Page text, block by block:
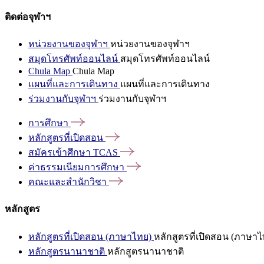
ติดต่อจุฬาฯ
หน่วยงานของจุฬาฯ หน่วยงานของจุฬาฯ
สมุดโทรศัพท์ออนไลน์ สมุดโทรศัพท์ออนไลน์
Chula Map Chula Map
แผนที่และการเดินทาง แผนที่และการเดินทาง
ร่วมงานกับจุฬาฯ ร่วมงานกับจุฬาฯ
การศึกษา
หลักสูตรที่เปิดสอน
สมัครเข้าศึกษา TCAS
ค่าธรรมเนียมการศึกษา
คณะและสำนักวิชา
หลักสูตร
หลักสูตรที่เปิดสอน (ภาษาไทย) หลักสูตรที่เปิดสอน (ภาษาไ
หลักสูตรนานาชาติ หลักสูตรนานาชาติ